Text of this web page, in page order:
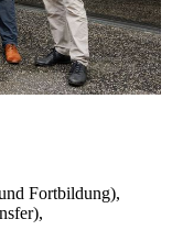
Fortbildung),